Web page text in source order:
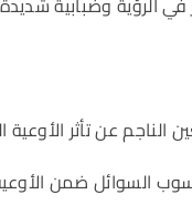
الناجم عن تأثر
السوائل ضمن